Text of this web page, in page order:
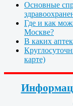
Основные
Где и как
Москве?
В каких
карте)